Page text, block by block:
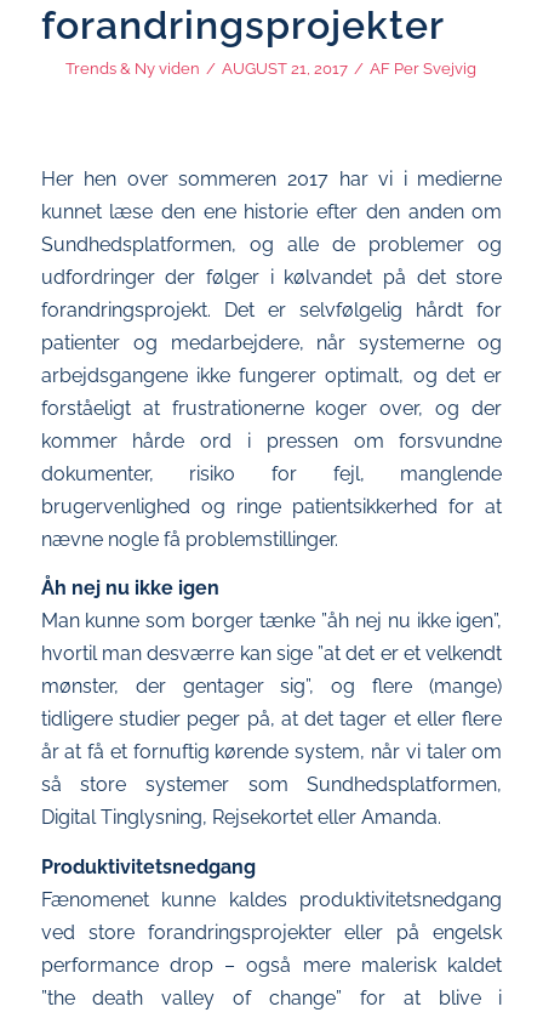
forandringsprojekter
Trends & Ny viden / AUGUST 21, 2017 / AF Per Svejvig
Her hen over sommeren 2017 har vi i medierne
kunnet læse den ene historie efter den anden om
Sundhedsplatformen, og alle de problemer og
udfordringer der følger i kølvandet på det store
forandringsprojekt. Det er selvfølgelig hårdt for
patienter og medarbejdere, når systemerne og
arbejdsgangene ikke fungerer optimalt, og det er
forståeligt at frustrationerne koger over, og der
kommer hårde ord i pressen om forsvundne
dokumenter, risiko for fejl, manglende
brugervenlighed og ringe patientsikkerhed for at
nævne nogle få problemstillinger.
Åh nej nu ikke igen
Man kunne som borger tænke ”åh nej nu ikke igen”,
hvortil man desværre kan sige ”at det er et velkendt
mønster, der gentager sig”, og flere (mange)
tidligere studier peger på, at det tager et eller flere
år at få et fornuftig kørende system, når vi taler om
så store systemer som Sundhedsplatformen,
Digital Tinglysning, Rejsekortet eller Amanda.
Produktivitetsnedgang
Fænomenet kunne kaldes produktivitetsnedgang
ved store forandringsprojekter eller på engelsk
performance drop – også mere malerisk kaldet
”the death valley of change” for at blive i